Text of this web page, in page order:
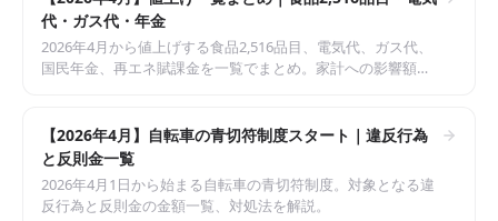
代・ガス代・年金
2026年4月から値上げする食品2,516品目、電気代、ガス代、
国民年金、再エネ賦課金を一覧でまとめ。家計への影響額と
【2026年4月】自転車の青切符制度スタート｜違反行為
と反則金一覧
2026年4月1日から始まる自転車の青切符制度。対象となる違
反行為と反則金の金額一覧、対処法を解説。